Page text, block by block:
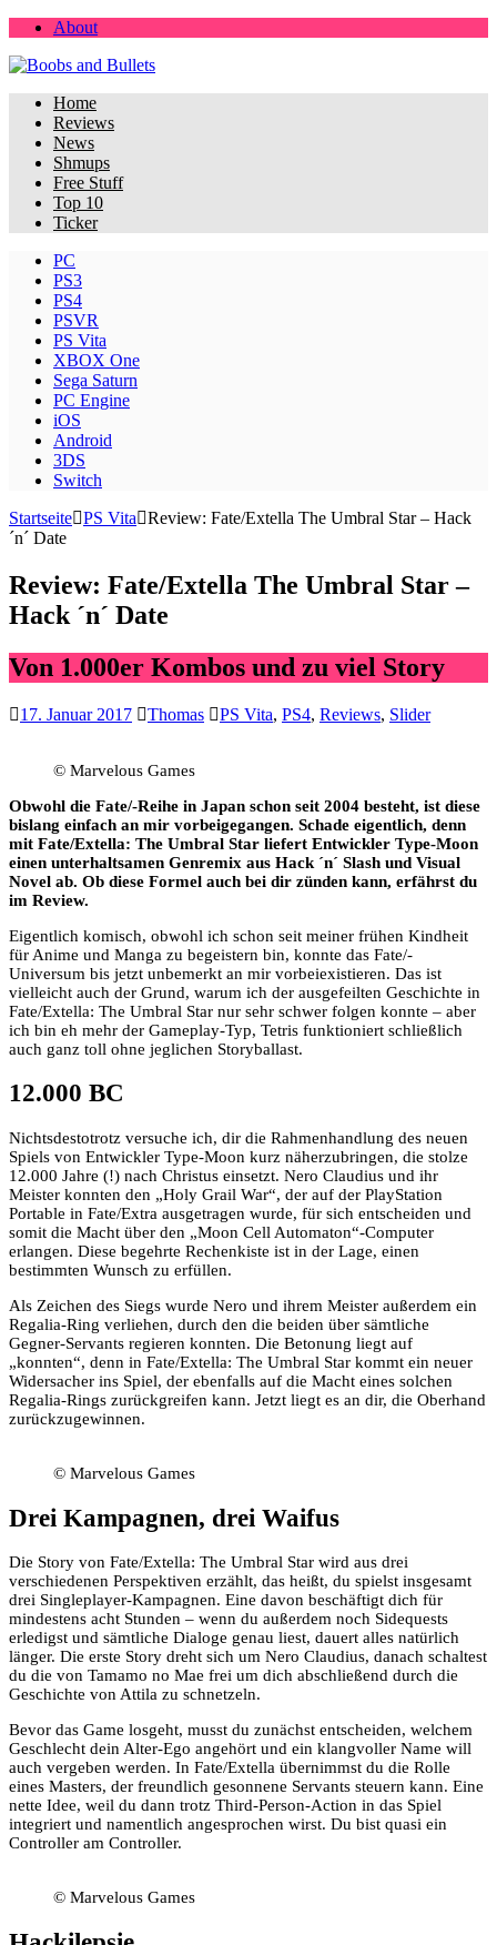
About
Home
Reviews
News
Shmups
Free Stuff
Top 10
Ticker
PC
PS3
PS4
PSVR
PS Vita
XBOX One
Sega Saturn
PC Engine
iOS
Android
3DS
Switch
Startseite PS Vita
Review: Fate/Extella The Umbral Star – Hack
´n´ Date
Review: Fate/Extella The Umbral Star –
Hack ´n´ Date
Von 1.000er Kombos und zu viel Story
17. Januar 2017 Thomas PS Vita, PS4, Reviews, Slider
© Marvelous Games
Obwohl die Fate/-Reihe in Japan schon seit 2004 besteht, ist diese
bislang einfach an mir vorbeigegangen. Schade eigentlich, denn
mit Fate/Extella: The Umbral Star liefert Entwickler Type-Moon
einen unterhaltsamen Genremix aus Hack ´n´ Slash und Visual
Novel ab. Ob diese Formel auch bei dir zünden kann, erfährst du
im Review.
Eigentlich komisch, obwohl ich schon seit meiner frühen Kindheit
für Anime und Manga zu begeistern bin, konnte das Fate/-
Universum bis jetzt unbemerkt an mir vorbeiexistieren. Das ist
vielleicht auch der Grund, warum ich der ausgefeilten Geschichte in
Fate/Extella: The Umbral Star nur sehr schwer folgen konnte – aber
ich bin eh mehr der Gameplay-Typ, Tetris funktioniert schließlich
auch ganz toll ohne jeglichen Storyballast.
12.000 BC
Nichtsdestotrotz versuche ich, dir die Rahmenhandlung des neuen
Spiels von Entwickler Type-Moon kurz näherzubringen, die stolze
12.000 Jahre (!) nach Christus einsetzt. Nero Claudius und ihr
Meister konnten den „Holy Grail War“, der auf der PlayStation
Portable in Fate/Extra ausgetragen wurde, für sich entscheiden und
somit die Macht über den „Moon Cell Automaton“-Computer
erlangen. Diese begehrte Rechenkiste ist in der Lage, einen
bestimmten Wunsch zu erfüllen.
Als Zeichen des Siegs wurde Nero und ihrem Meister außerdem ein
Regalia-Ring verliehen, durch den die beiden über sämtliche
Gegner-Servants regieren konnten. Die Betonung liegt auf
„konnten“, denn in Fate/Extella: The Umbral Star kommt ein neuer
Widersacher ins Spiel, der ebenfalls auf die Macht eines solchen
Regalia-Rings zurückgreifen kann. Jetzt liegt es an dir, die Oberhand
zurückzugewinnen.
© Marvelous Games
Drei Kampagnen, drei Waifus
Die Story von Fate/Extella: The Umbral Star wird aus drei
verschiedenen Perspektiven erzählt, das heißt, du spielst insgesamt
drei Singleplayer-Kampagnen. Eine davon beschäftigt dich für
mindestens acht Stunden – wenn du außerdem noch Sidequests
erledigst und sämtliche Dialoge genau liest, dauert alles natürlich
länger. Die erste Story dreht sich um Nero Claudius, danach schaltest
du die von Tamamo no Mae frei um dich abschließend durch die
Geschichte von Attila zu schnetzeln.
Bevor das Game losgeht, musst du zunächst entscheiden, welchem
Geschlecht dein Alter-Ego angehört und ein klangvoller Name will
auch vergeben werden. In Fate/Extella übernimmst du die Rolle
eines Masters, der freundlich gesonnene Servants steuern kann. Eine
nette Idee, weil du dann trotz Third-Person-Action in das Spiel
integriert und namentlich angesprochen wirst. Du bist quasi ein
Controller am Controller.
© Marvelous Games